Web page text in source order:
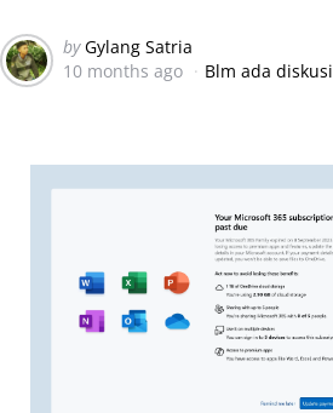
Posted
by
by Gylang Satria
10 months ago
Blm ada diskusi